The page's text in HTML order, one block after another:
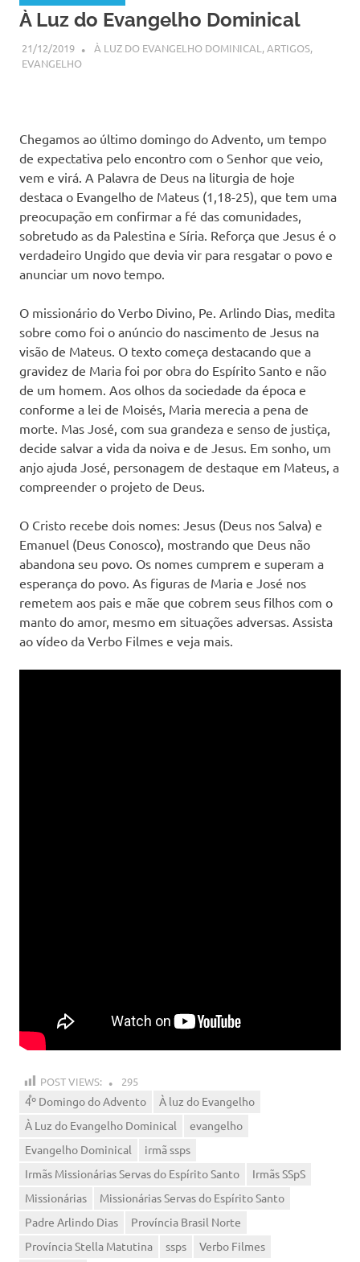
À Luz do Evangelho Dominical
21/12/2019 SSPS BRASIL
À LUZ DO EVANGELHO DOMINICAL ,ARTIGOS,
EVANGELHO
Chegamos ao último domingo do Advento, um tempo
de expectativa pelo encontro com o Senhor que veio,
vem e virá. A Palavra de Deus na liturgia de hoje
destaca o Evangelho de Mateus (1,18-25), que tem uma
preocupação em confirmar a fé das comunidades,
sobretudo as da Palestina e Síria. Reforça que Jesus é o
verdadeiro Ungido que devia vir para resgatar o povo e
anunciar um novo tempo.
O missionário do Verbo Divino, Pe. Arlindo Dias, medita
sobre como foi o anúncio do nascimento de Jesus na
visão de Mateus. O texto começa destacando que a
gravidez de Maria foi por obra do Espírito Santo e não
de um homem. Aos olhos da sociedade da época e
conforme a lei de Moisés, Maria merecia a pena de
morte. Mas José, com sua grandeza e senso de justiça,
decide salvar a vida da noiva e de Jesus. Em sonho, um
anjo ajuda José, personagem de destaque em Mateus, a
compreender o projeto de Deus.
O Cristo recebe dois nomes: Jesus (Deus nos Salva) e
Emanuel (Deus Conosco), mostrando que Deus não
abandona seu povo. Os nomes cumprem e superam a
esperança do povo. As figuras de Maria e José nos
remetem aos pais e mãe que cobrem seus filhos com o
manto do amor, mesmo em situações adversas. Assista
ao vídeo da Verbo Filmes e veja mais.
POST VIEWS: 295
4º Domingo do Advento
À luz do Evangelho
À Luz do Evangelho Dominical
evangelho
Evangelho Dominical
irmã ssps
Irmãs Missionárias Servas do Espírito Santo
Irmãs SSpS
Missionárias
Missionárias Servas do Espírito Santo
Padre Arlindo Dias
Província Brasil Norte
Província Stella Matutina
ssps
Verbo Filmes